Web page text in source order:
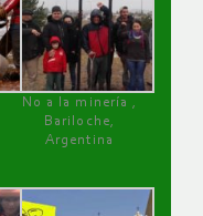
No a la minería ,
Bariloche,
Argentina